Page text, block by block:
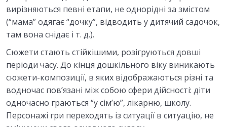
вирізняються певні етапи, не однорідні за змістом
(“мама” одягає “дочку”, відводить у дитячий садочок,
там вона снідає і т. д.).
Сюжети стають стійкішими, розігруються довші
періоди часу. До кінця дошкільного віку виникають
сюжети-композиції, в яких відображаються різні та
водночас пов’язані між собою сфери дійсності: діти
одночасно граються “у сім’ю”, лікарню, школу.
Персонажі гри переходять із ситуації в ситуацію, не